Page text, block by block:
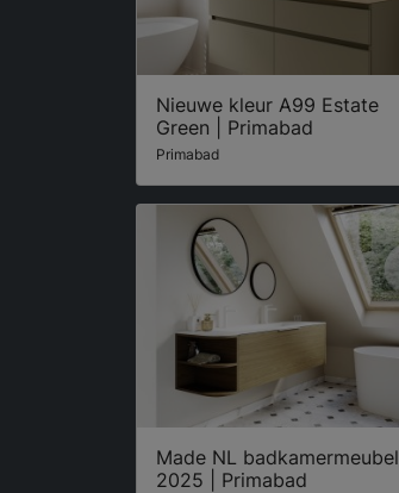
Nieuwe kleur A99 Estate
Green | Primabad
Primabad
Made NL badkamermeubel
2025 | Primabad